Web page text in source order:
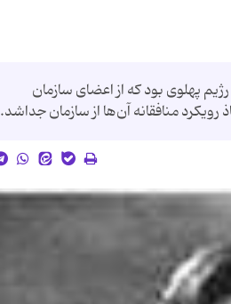
علیه رژیم پهلوی بود که از اعضای سازمان
منافقانه آن‌ها از سازمان جداشد.